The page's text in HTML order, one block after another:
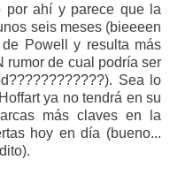
por ahí y parece que la
seis meses (bieeeen
Powell y resulta más
rumor de cual podría ser
Sea lo
ya no tendrá en su
más claves en la
hoy en día (bueno...